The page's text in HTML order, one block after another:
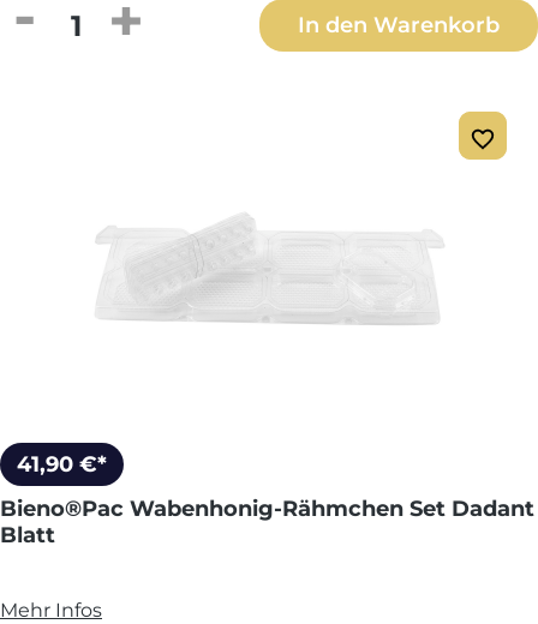
Produkt Anzahl: Gib den gewünschten
In den Warenkorb
41,90 €*
Bieno®Pac Wabenhonig-Rähmchen Set Dadant
Blatt
Mehr Infos